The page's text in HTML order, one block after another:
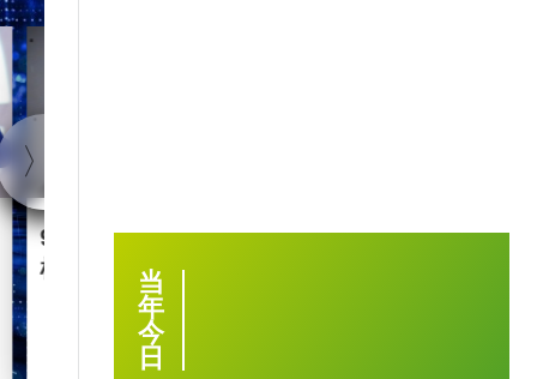
90后王兴兴 “英语学渣”是
机械人天才
智慧城市｜杭
当
年
今
日